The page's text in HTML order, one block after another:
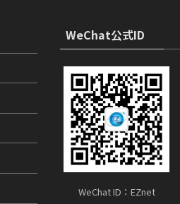
WeChat公式ID
WeChat ID：EZnet